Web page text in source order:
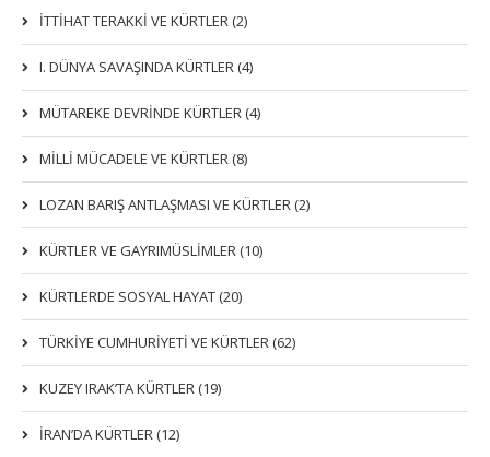
İTTIHAT TERAKKI VE KÜRTLER (2)
I. DÜNYA SAVAŞINDA KÜRTLER (4)
MÜTAREKE DEVRİNDE KÜRTLER (4)
MİLLİ MÜCADELE VE KÜRTLER (8)
LOZAN BARIŞ ANTLAŞMASI VE KÜRTLER (2)
KÜRTLER VE GAYRIMÜSLIMLER (10)
KÜRTLERDE SOSYAL HAYAT (20)
TÜRKİYE CUMHURİYETİ VE KÜRTLER (62)
KUZEY IRAK’TA KÜRTLER (19)
İRAN’DA KÜRTLER (12)